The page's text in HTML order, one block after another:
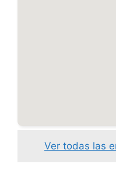
Ver todas las